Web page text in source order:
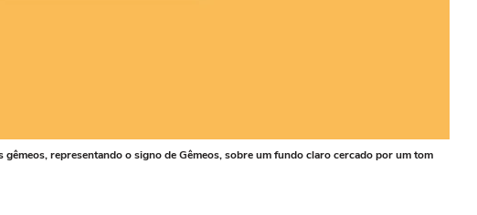
representando o signo de Gêmeos, sobre um fundo claro cercado por um tom